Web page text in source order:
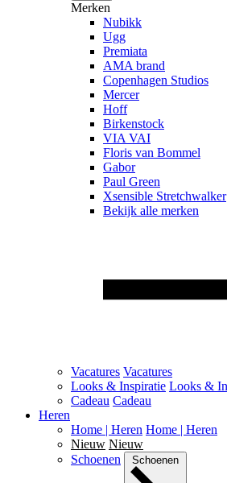
Merken
Nubikk
Ugg
Premiata
AMA brand
Copenhagen Studios
Mercer
Hoff
Birkenstock
VIA VAI
Floris van Bommel
Gabor
Paul Green
Xsensible Stretchwalker
Bekijk alle merken
Vacatures Vacatures
Looks & Inspiratie Looks &
Cadeau Cadeau
Heren
Home | Heren Home | Heren
Nieuw Nieuw
Schoenen
Schoenen